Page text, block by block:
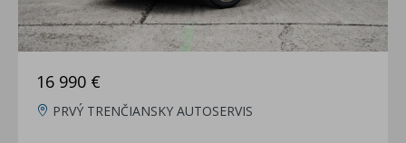
16 990 €
PRVÝ TRENČIANSKY AUTOSERVIS